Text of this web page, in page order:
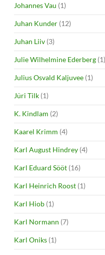
Johannes Vau (1)
Juhan Kunder (12)
Juhan Liiv (3)
Julie Wilhelmine Ederberg (1)
Julius Osvald Kaljuvee (1)
Jüri Tilk (1)
K. Kindlam (2)
Kaarel Krimm (4)
Karl August Hindrey (4)
Karl Eduard Sööt (16)
Karl Heinrich Roost (1)
Karl Hiob (1)
Karl Normann (7)
Karl Oniks (1)